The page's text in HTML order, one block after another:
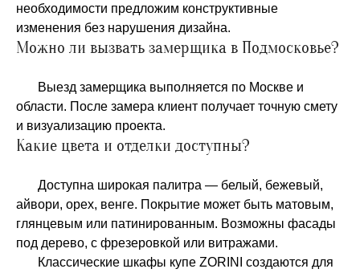
необходимости предложим конструктивные
изменения без нарушения дизайна.
Можно ли вызвать замерщика в Подмосковье?
Выезд замерщика выполняется по Москве и
области. После замера клиент получает точную смету
и визуализацию проекта.
Какие цвета и отделки доступны?
Доступна широкая палитра — белый, бежевый,
айвори, орех, венге. Покрытие может быть матовым,
глянцевым или патинированным. Возможны фасады
под дерево, с фрезеровкой или витражами.
Классические шкафы купе ZORINI создаются для